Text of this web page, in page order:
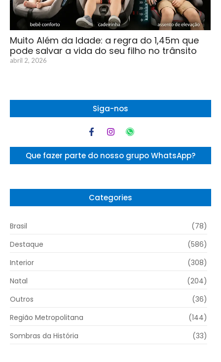
Muito Além da Idade: a regra do 1,45m que
pode salvar a vida do seu filho no trânsito
abril 2, 2026
Siga-nos
Que fazer parte do nosso grupo WhatsApp?
Categories
Brasil
(78)
Destaque
(586)
Interior
(308)
Natal
(204)
Outros
(36)
Região Metropolitana
(144)
Sombras da História
(33)